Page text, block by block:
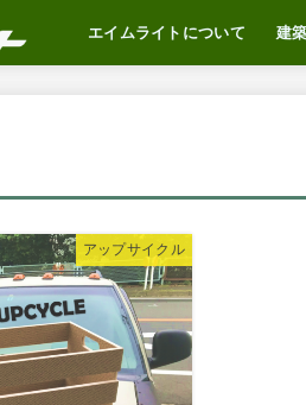
エイムライトについて 建
アップサイクル